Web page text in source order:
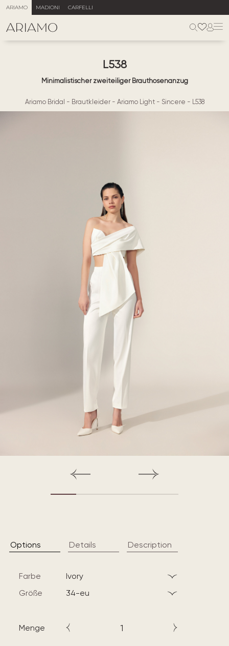
ARIAMO MADIONI CARFELLI
L538
Minimalistischer zweiteiliger Brauthosenanzug
Ariamo Bridal - Brautkleider- Ariamo Light- Sincere - L538
Options Details Description
Farbe
ivory
Größe
34-eu
Menge